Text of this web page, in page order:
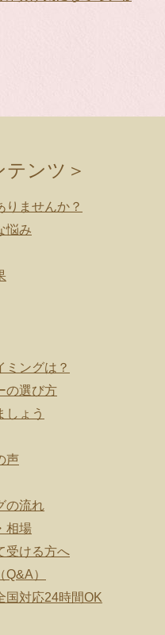
テンツ＞
りませんか？
悩み
ミングは？
の選び方
しょう
声
の流れ
相場
受ける方へ
）
国対応24時間OK